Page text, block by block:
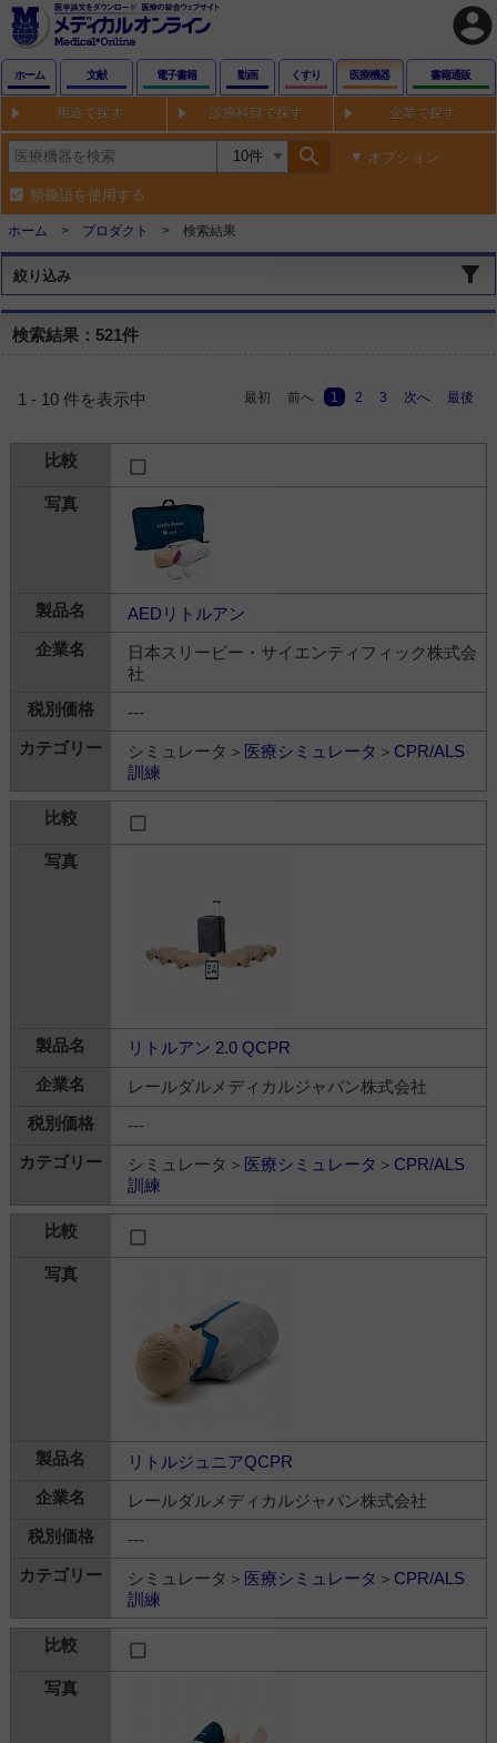
account_circle
ホーム 文献 電子書籍 動画 くすり 医療機器 書籍通販
用途で探す 診療科目で探す 企業で探す
search オプション
類義語を使用する
ホーム プロダクト 検索結果
絞り込み
検索結果：521件
1 - 10 件を表示中 最初 前へ 1 2 3 次へ 最後
AEDリトルアン
日本スリービー・サイエンティフィック株式会
社
---
シミュレータ＞ 医療シミュレータ ＞ CPR/ALS
訓練
リトルアン 2.0 QCPR
レールダルメディカルジャパン株式会社
---
シミュレータ＞ 医療シミュレータ ＞ CPR/ALS
訓練
リトルジュニアQCPR
レールダルメディカルジャパン株式会社
---
シミュレータ＞ 医療シミュレータ ＞ CPR/ALS
訓練